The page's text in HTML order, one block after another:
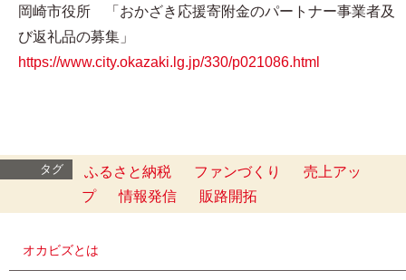
岡崎市役所 「おかざき応援寄附金のパートナー事業者及
び返礼品の募集」
https://www.city.okazaki.lg.jp/330/p021086.html
タグ ふるさと納税 ファンづくり
売上アッ
プ
情報発信 販路開拓
オカビズとは